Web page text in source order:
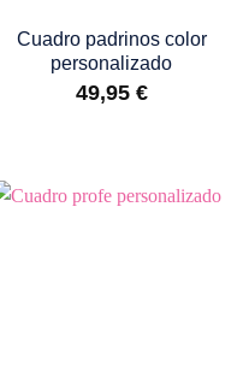
Cuadro padrinos color
personalizado
49,95 €